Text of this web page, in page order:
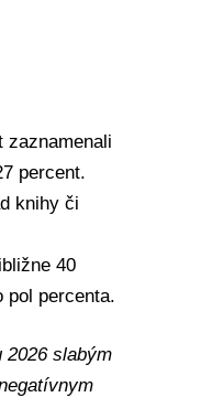
zaznamenali
percent.
knihy či
40
pol percenta.
2026 slabým